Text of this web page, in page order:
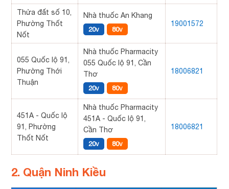
Thửa đất số 10,
Phường Thốt
Nốt
Nhà thuốc An Khang
20v 80v
19001572
055 Quốc lộ 91,
Phường Thới
Thuận
Nhà thuốc Pharmacity
055 Quốc lộ 91, Cần
Thơ
20v 80v
18006821
451A - Quốc lộ
91, Phường
Thốt Nốt
Nhà thuốc Pharmacity
451A - Quốc lộ 91,
Cần Thơ
20v 80v
18006821
2. Quận Ninh Kiều